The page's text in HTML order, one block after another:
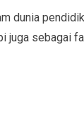
dunia
juga sebagai